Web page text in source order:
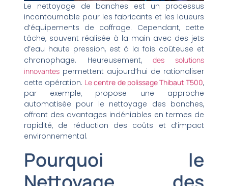
Le nettoyage de banches est un processus
incontournable pour les fabricants et les loueurs
d’équipements de coffrage. Cependant, cette
tâche, souvent réalisée à la main avec des jets
d’eau haute pression, est à la fois coûteuse et
chronophage. Heureusement,des solutions
innovantespermettent aujourd’hui de rationaliser
cette opération. Lecentre de polissage Thibaut T500,
par exemple, propose une approche
automatisée pour le nettoyage des banches,
offrant des avantages indéniables en termes de
rapidité, de réduction des coûts et d’impact
environnemental.
Pourquoi le